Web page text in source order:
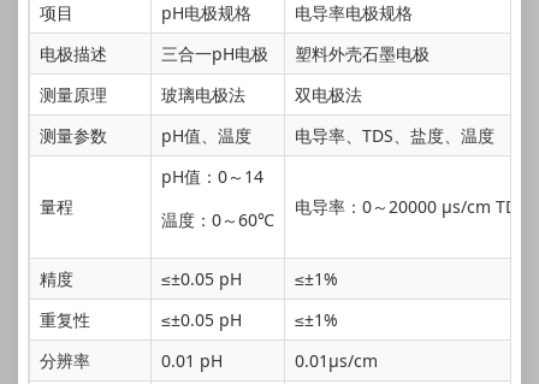
项目 pH电极规格
电导率电极规格
电极描述
三合一pH电极
塑料外壳石墨电极
测量原理
玻璃电极法
双电极法
测量参数
pH值、温度 电导率、TDS、盐度、温度
量程
pH值：0～14
温度：0～60℃
电导率：0～20000 μs/cm
精度 ≤±0.05 pH
≤±1%
重复性
≤±0.05 pH
≤±1%
分辨率
0.01 pH
0.01μs/cm